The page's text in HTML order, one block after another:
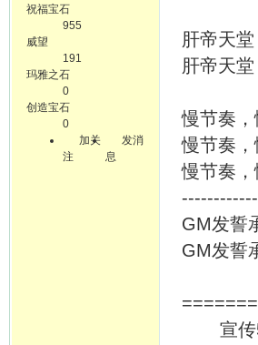
祝福宝石
955
威望
191
玛雅之石
0
创造宝石
0
加关
注
发消
息
肝帝天
肝帝天
慢节奏
慢节奏
慢节奏
GM发誓
GM发誓
宣传5